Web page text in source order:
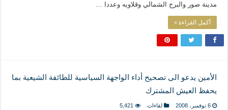
مدينة صور والبرج الشمالي وقلاويه وعددا …
أكمل القراءة »
الأمين يدعو الى تصحيح أداء الواجهة السياسية للطائفة الشيعية بما
يحفظ العيش المشترك
6 نوفمبر، 2008 لقاءات 5,421